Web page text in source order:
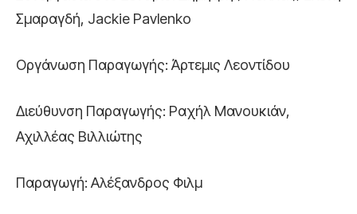
Σμαραγδή, Jackie Pavlenko
Οργάνωση Παραγωγής: Άρτεμις Λεοντίδου
Διεύθυνση Παραγωγής: Ραχήλ Μανουκιάν,
Αχιλλέας Βιλλιώτης
Παραγωγή: Αλέξανδρος Φιλμ